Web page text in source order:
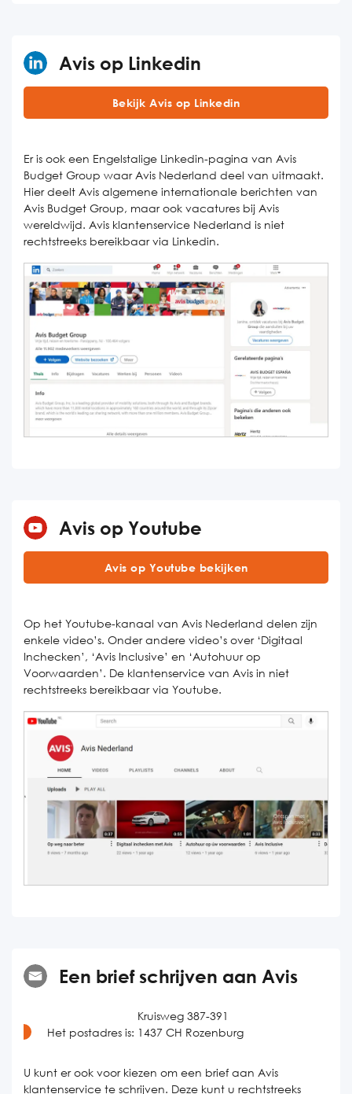
Avis op Linkedin
Bekijk Avis op Linkedin
Er is ook een Engelstalige Linkedin-pagina van Avis
Budget Group waar Avis Nederland deel van uitmaakt.
Hier deelt Avis algemene internationale berichten van
Avis Budget Group, maar ook vacatures bij Avis
wereldwijd. Avis klantenservice Nederland is niet
rechtstreeks bereikbaar via Linkedin.
Avis op Youtube
Avis op Youtube bekijken
Op het Youtube-kanaal van Avis Nederland delen zijn
enkele video’s. Onder andere video’s over ‘Digitaal
Inchecken’, ‘Avis Inclusive’ en ‘Autohuur op
Voorwaarden’. De klantenservice van Avis in niet
rechtstreeks bereikbaar via Youtube.
Een brief schrijven aan Avis
Het postadres is:
Kruisweg 387-391
1437 CH Rozenburg
U kunt er ook voor kiezen om een brief aan Avis
klantenservice te schrijven. Deze kunt u rechtstreeks